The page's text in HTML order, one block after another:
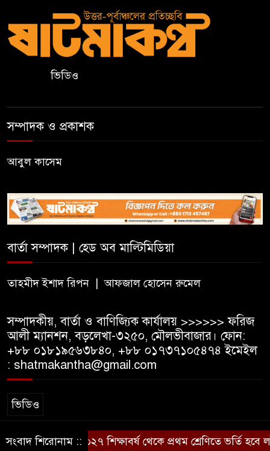
জুলাই গণঅভ্যুত্থান দিবসে লিডিং
ইউনিভার্সিটিতে নানা আয়োজন
গণঅভ্যুত্থান দিবস উপলক্ষে
আন্তঃকলেজ বিতর্ক
সিলেট মুক্ত রোভার স্কাউট গ্রুপের
ফল উৎসব অনুষ্ঠিত
হার্ভার্ড বিশ্ববিদ্যালয়ে পড়াশোনার
সুযোগ, বছরে মিলবে প্রায় ১ কোটি
ভিডিও
সম্পাদক ও প্রকাশক
আবুল কাসেম
বার্তা সম্পাদক | হেড অব মাল্টিমিডিয়া
তাহমীদ ইশাদ রিপন | আফজাল হোসেন রুমেল
সম্পাদকীয়, বার্তা ও বাণিজ্যিক কার্যালয় >>>>>> ফরিজ
আলী ম্যানশন, বড়লেখা-৩২৫০, মৌলভীবাজার। ফোন:
+৮৮ ০১৮১৯৫৬৩৮৪০, +৮৮ ০১৭৩৭১০৫৪৭৪ ইমেইল
: shatmakantha@gmail.com
ভিডিও
স্বত্ব © ষাটমা মিডিয়া লিমিটেড
সংবাদ শিরোনাম ::২০২৭ শিক্ষাবর্ষ থেকে প্রথম শ্রেণিতে ভর্তি হবে